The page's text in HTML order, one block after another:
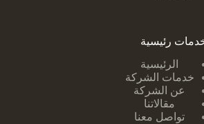
رئيسية
الرئيسية
خدمات الشركة
عن الشركة
مقالاتنا
تواصل معنا